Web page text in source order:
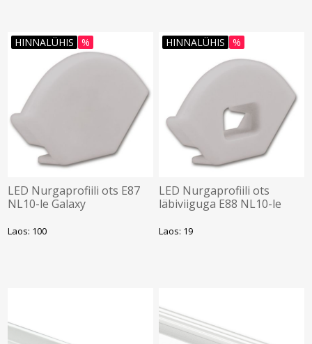
HINNALÜHIS %
LED Nurgaprofiili ots E87
NL10-le Galaxy
Laos: 100
HINNALÜHIS %
LED Nurgaprofiili ots
läbiviiguga E88 NL10-le
Laos: 19